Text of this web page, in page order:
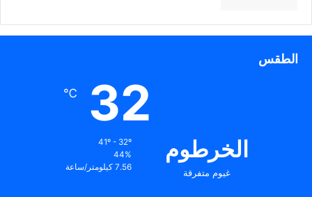
الطقس
الخرطوم
غيوم متفرقة
32
℃
44%
7.56 كيلومتر/ساعة